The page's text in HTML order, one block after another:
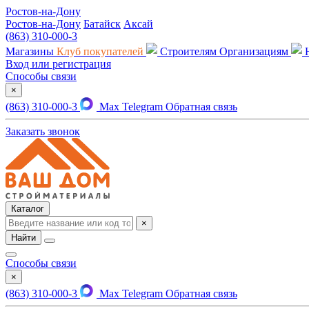
Ростов-на-Дону
Ростов-на-Дону Батайск Аксай
(863) 310-000-3
Магазины Клуб покупателей Строителям Организациям
Вход или регистрация
Способы связи
×
(863) 310-000-3 Max Telegram Обратная связь
Заказать звонок
Каталог
×
Найти
Способы связи
×
(863) 310-000-3 Max Telegram Обратная связь